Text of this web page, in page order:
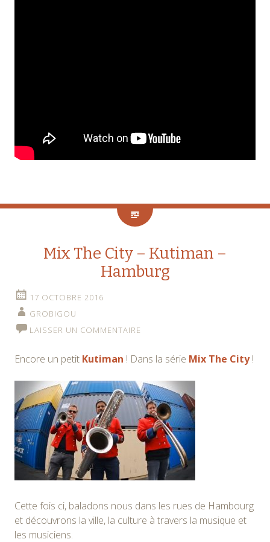
Mix The City – Kutiman –
Hamburg
17 OCTOBRE 2016
GROBIGOU
LAISSER UN COMMENTAIRE
Encore un petit Kutiman ! Dans la série Mix The City!
Cette fois ci, baladons nous dans les rues de Hambourg
et découvrons la ville, la culture à travers la musique et
les musiciens.